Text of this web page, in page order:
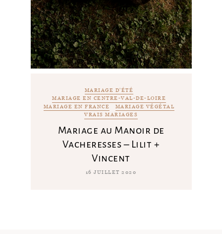
MARIAGE D'ÉTÉ
MARIAGE EN CENTRE-VAL-DE-LOIRE
MARIAGE EN FRANCE
MARIAGE VÉGÉTAL
VRAIS MARIAGES
Mariage au Manoir de
Vacheresses – Lilit +
Vincent
16 JUILLET 2020